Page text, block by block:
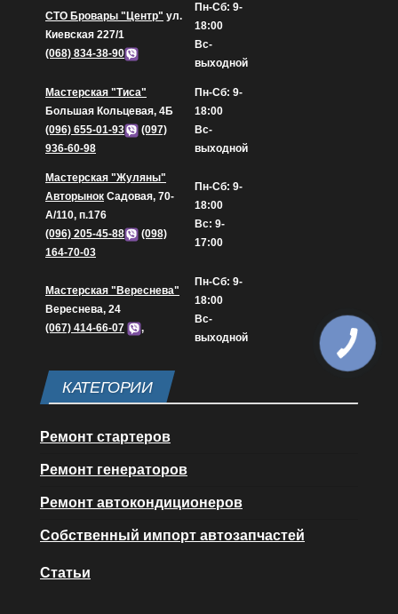
СТО Бровары "Центр" ул.
Киевская 227/1
(068) 834-38-90
Пн-Сб: 9-
18:00
Вс-
выходной
Мастерская "Тиса"
Большая Кольцевая, 4Б
(096) 655-01-93
(097)
936-60-98
Пн-Сб: 9-
18:00
Вс-
выходной
Мастерская "Жуляны"
Авторынок Садовая, 70-
А/110, п.176
(096) 205-45-88
(098)
164-70-03
Пн-Сб: 9-
18:00
Вс: 9-
17:00
Мастерская "Вереснева"
Вереснева, 24
(067) 414-66-07
,
Пн-Сб: 9-
18:00
Вс-
выходной
КАТЕГОРИИ
Ремонт стартеров
Ремонт генераторов
Ремонт автокондиционеров
Собственный импорт автозапчастей
Статьи